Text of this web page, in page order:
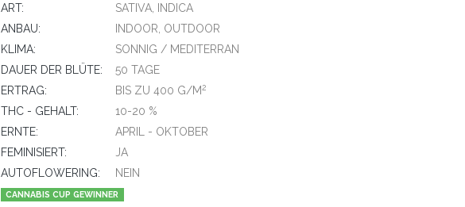
ART:
SATIVA, INDICA
ANBAU:
INDOOR, OUTDOOR
KLIMA:
SONNIG / MEDITERRAN
DAUER DER BLÜTE:
50 TAGE
ERTRAG:
BIS ZU 400 G/M2
THC - GEHALT:
10-20 %
ERNTE:
APRIL - OKTOBER
FEMINISIERT:
JA
AUTOFLOWERING:
NEIN
CANNABIS CUP GEWINNER